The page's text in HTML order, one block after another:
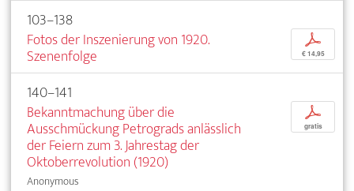
103–138
Fotos der Inszenierung von 1920.
Szenenfolge
p
€ 14,95
140–141
Bekanntmachung über die
Ausschmückung Petrograds anlässlich
der Feiern zum 3. Jahrestag der
Oktoberrevolution (1920)
Anonymous
p
gratis